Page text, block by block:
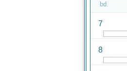
bd.
7
8